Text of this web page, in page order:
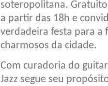
soteropolitana.
a partir das 18h e
verdadeira festa para a
charmosos da cidade.
Com curadoria do
Jazz segue seu